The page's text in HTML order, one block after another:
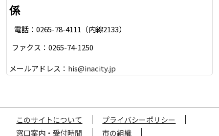
係
電話：0265-78-4111（内線2133）
ファクス：0265-74-1250
メールアドレス： his@inacity.jp
このサイトについて
プライバシーポリシー
窓口案内・受付時間
市の組織